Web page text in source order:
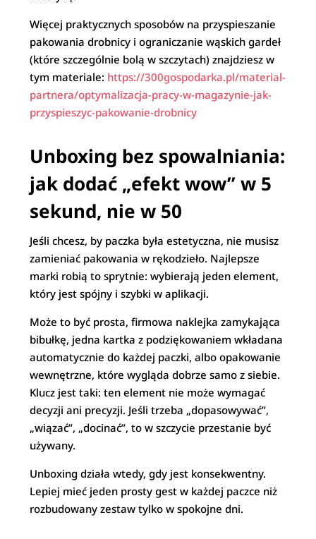
Więcej praktycznych sposobów na przyspieszanie
pakowania drobnicy i ograniczanie wąskich gardeł
(które szczególnie bolą w szczytach) znajdziesz w
tym materiale: https://300gospodarka.pl/material-
partnera/optymalizacja-pracy-w-magazynie-jak-
przyspieszyc-pakowanie-drobnicy
Unboxing bez spowalniania:
jak dodać „efekt wow” w 5
sekund, nie w 50
Jeśli chcesz, by paczka była estetyczna, nie musisz
zamieniać pakowania w rękodzieło. Najlepsze
marki robią to sprytnie: wybierają jeden element,
który jest spójny i szybki w aplikacji.
Może to być prosta, firmowa naklejka zamykająca
bibułkę, jedna kartka z podziękowaniem wkładana
automatycznie do każdej paczki, albo opakowanie
wewnętrzne, które wygląda dobrze samo z siebie.
Klucz jest taki: ten element nie może wymagać
decyzji ani precyzji. Jeśli trzeba „dopasowywać”,
„wiązać”, „docinać”, to w szczycie przestanie być
używany.
Unboxing działa wtedy, gdy jest konsekwentny.
Lepiej mieć jeden prosty gest w każdej paczce niż
rozbudowany zestaw tylko w spokojne dni.